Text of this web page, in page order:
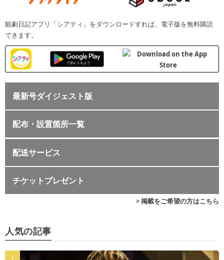
観劇日記アプリ「シアティ」をダウンロードすれば、電子版を無料購読
できます。
最新号ダイジェスト版
配布・設置箇所一覧
配送サービス
チケットプレゼント
> 掲載をご希望の方はこちら
人気の記事